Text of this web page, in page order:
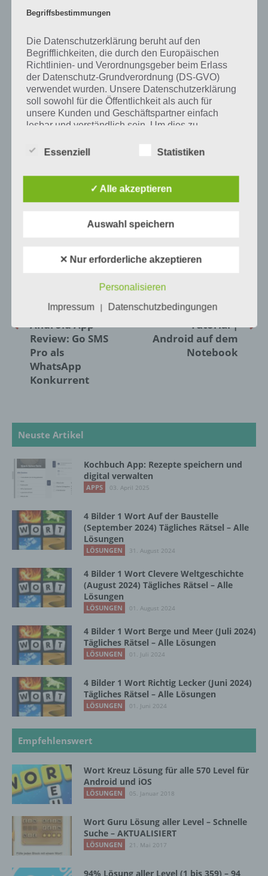
neuste
VORIGER ARTIKEL
Android App
Review: Go SMS
Pro als
WhatsApp
Konkurrent
NÄCHSTER ARTIKEL
Tutorial |
Android auf dem
Notebook
Neuste Artikel
Kochbuch App: Rezepte speichern und
digital verwalten
APPS 03. April 2025
4 Bilder 1 Wort Auf der Baustelle
(September 2024) Tägliches Rätsel – Alle
Lösungen
LÖSUNGEN 31. August 2024
4 Bilder 1 Wort Clevere Weltgeschichte
(August 2024) Tägliches Rätsel – Alle
Lösungen
LÖSUNGEN 01. August 2024
4 Bilder 1 Wort Berge und Meer (Juli 2024)
Tägliches Rätsel – Alle Lösungen
LÖSUNGEN 01. Juli 2024
4 Bilder 1 Wort Richtig Lecker (Juni 2024)
Tägliches Rätsel – Alle Lösungen
LÖSUNGEN 01. Juni 2024
Empfehlenswert
Wort Kreuz Lösung für alle 570 Level für
Android und iOS
LÖSUNGEN 05. Januar 2018
Wort Guru Lösung aller Level – Schnelle
Suche – AKTUALISIERT
LÖSUNGEN 21. Mai 2017
94% Lösung aller Level (1 bis 359) – 94
Begriffsbestimmungen
Die Datenschutzerklärung beruht auf den
Begrifflichkeiten, die durch den Europäischen
Richtlinien- und Verordnungsgeber beim Erlass
der Datenschutz-Grundverordnung (DS-GVO)
verwendet wurden. Unsere Datenschutzerklärung
soll sowohl für die Öffentlichkeit als auch für
unsere Kunden und Geschäftspartner einfach
lesbar und verständlich sein. Um dies zu
Begrifflichkeiten erläutern.
unter anderem die folgenden Begriffe:
a) personenbezogene Daten
Personenbezogene Daten sind alle
Informationen, die sich auf eine identifizierte
Folgenden „betroffene Person") beziehen.
Als identifizierbar wird eine natürliche
Person angesehen, die direkt oder indirekt,
insbesondere mittels Zuordnung zu einer
Kennung wie einem Namen, zu einer
Kennnummer, zu Standortdaten, zu einer
Online-Kennung oder zu einem oder
mehreren besonderen Merkmalen, die
natürlichen Person sind, identifiziert werden
kann.
b) betroffene Person
identifizierbare natürliche Person, deren
personenbezogene Daten von dem für die
Verarbeitung Verantwortlichen verarbeitet
werden.
c) Verarbeitung
automatisierter Verfahren ausgeführte
Vorgang oder jede solche Vorgangsreihe im
Zusammenhang mit personenbezogenen
Organisation, das Ordnen, die Speicherung,
die Anpassung oder Veränderung, das
Auslesen, das Abfragen, die Verwendung,
die Offenlegung durch Übermittlung,
Verbreitung oder eine andere Form der
Bereitstellung, den Abgleich oder die
Verknüpfung, die Einschränkung, das
Löschen oder die Vernichtung.
d) Einschränkung der Verarbeitung
Einschränkung der Verarbeitung ist die
Markierung gespeicherter
personenbezogener Daten mit dem Ziel, ihre
künftige Verarbeitung einzuschränken.
Essenziell Statistiken
✓ Alle akzeptieren
Auswahl speichern
✕ Nur erforderliche akzeptieren
Personalisieren
Impressum
| Datenschutzbedingungen